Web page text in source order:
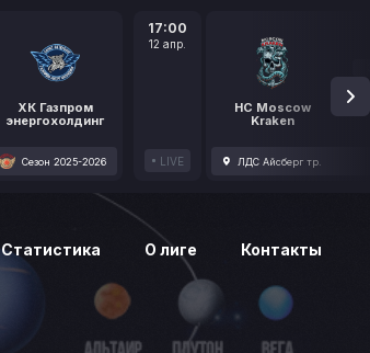
ХК Газпром
энергохолдинг
Сезон 2025-2026
17:00
12 апр.
LIVE
HC Moscow
Kraken
1
ЛДС Айсберг тр.
Статистика О лиге Контакты